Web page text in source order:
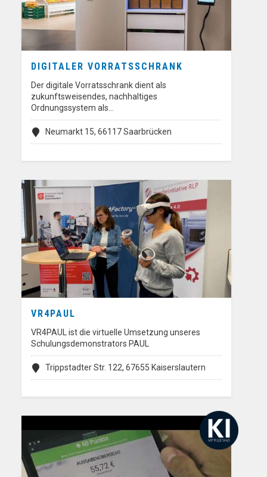
DIGITALER VORRATSSCHRANK
Der digitale Vorratsschrank dient als
zukunftsweisendes, nachhaltiges
Ordnungssystem als…
Neumarkt 15, 66117 Saarbrücken
VR4PAUL
VR4PAUL ist die virtuelle Umsetzung unseres
Schulungsdemonstrators PAUL
Trippstadter Str. 122, 67655 Kaiserslautern